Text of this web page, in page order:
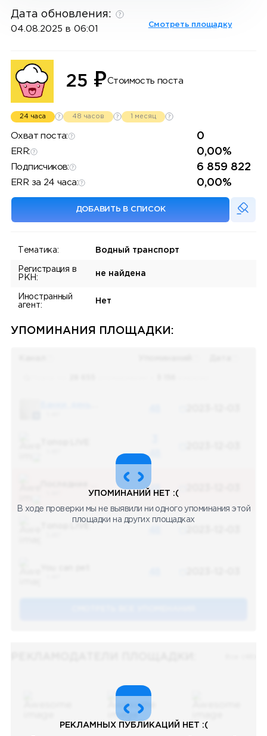
Дата обновления:
04.08.2025 в 06:01 Смотреть площадку
25 ₽Стоимость поста
24 часа 48 часов 1 месяц
Охват поста: 0
ERR: 0,00%
Подписчиков: 6 859 822
ERR за 24 часа: 0,00%
ДОБАВИТЬ В СПИСОК
Тематика: Водный транспорт
Регистрация в
РКН:
не найдена
Иностранный
агент:
Нет
УПОМИНАНИЯ ПЛОЩАДКИ:
48
48
УПОМИНАНИЙ НЕТ :(
В ходе проверки мы не выявили ни одного упоминания этой
площадки на других площадках
РЕКЛАМНЫХ ПУБЛИКАЦИЙ НЕТ :(